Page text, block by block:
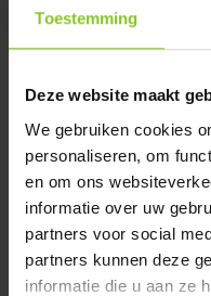
Toestemming
Deze website maakt
We gebruiken cookies
personaliseren, om
en om ons
informatie over uw
partners voor social
partners kunnen deze
informatie die u aan ze
Stel